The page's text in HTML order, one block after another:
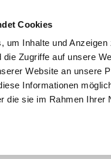
Cookies
um Inhalte und
die Zugriffe auf unsere
Website an unsere
Informationen
die sie im Rahmen
Garten